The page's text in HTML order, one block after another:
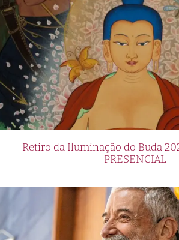
Retiro da Iluminação do Buda
PRESENCIAL